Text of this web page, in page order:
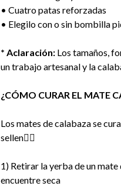
• Cuatro patas reforzadas
• Elegilo con o sin bombilla
* Aclaración: Los tamaños,
un trabajo artesanal y la
¿CÓMO CURAR EL MATE
Los mates de calabaza se
sellen👇🏻
1) Retirar la yerba de un
encuentre seca